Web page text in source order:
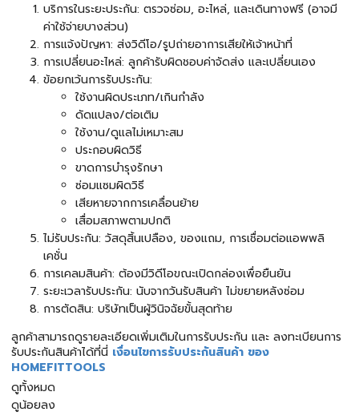
บริการในระยะประกัน: ตรวจซ่อม, อะไหล่, และเดินทางฟรี (อาจมี
ค่าใช้จ่ายบางส่วน)
การแจ้งปัญหา: ส่งวิดีโอ/รูปถ่ายอาการเสียให้เจ้าหน้าที่
การเปลี่ยนอะไหล่: ลูกค้ารับผิดชอบค่าจัดส่ง และเปลี่ยนเอง
ข้อยกเว้นการรับประกัน:
ใช้งานผิดประเภท/เกินกำลัง
ดัดแปลง/ต่อเติม
ใช้งาน/ดูแลไม่เหมาะสม
ประกอบผิดวิธี
ขาดการบำรุงรักษา
ซ่อมแซมผิดวิธี
เสียหายจากการเคลื่อนย้าย
เสื่อมสภาพตามปกติ
ไม่รับประกัน: วัสดุสิ้นเปลือง, ของแถม, การเชื่อมต่อแอพพลิ
เคชั่น
การเคลมสินค้า: ต้องมีวิดีโอขณะเปิดกล่องเพื่อยืนยัน
ระยะเวลารับประกัน: นับจากวันรับสินค้า ไม่ขยายหลังซ่อม
การตัดสิน: บริษัทเป็นผู้วินิจฉัยขั้นสุดท้าย
ลูกค้าสามารถดูรายละเอียดเพิ่มเติมในการรับประกัน และ ลงทะเบียนการ
รับประกันสินค้าได้ที่นี่ เงื่อนไขการรับประกันสินค้า ของ
HOMEFITTOOLS
ดูทั้งหมด
ดูน้อยลง